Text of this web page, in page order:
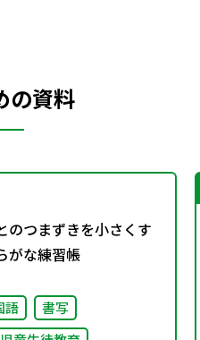
の資料
のつまずきを小さくす
な練習帳
語
書写